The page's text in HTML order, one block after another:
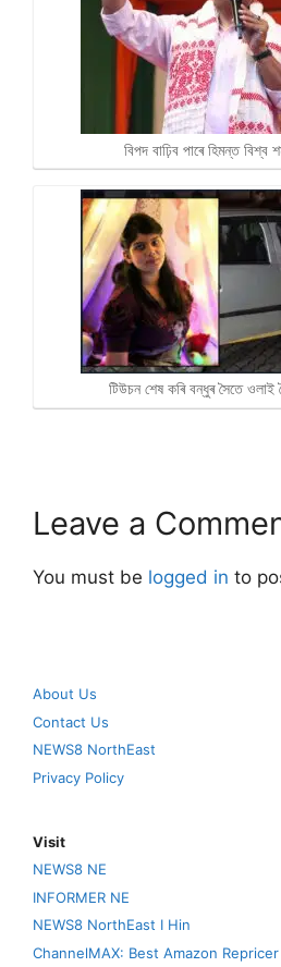
বিপদ বাঢ়িব পাৰে হিমন্ত বিশ্ব
টিউচন শেষ কৰি বন্ধুৰ সৈতে ওলাই
Leave a
You must be logged in to
About Us
Contact Us
NEWS8 NorthEast
Privacy Policy
Visit
NEWS8 NE
INFORMER NE
NEWS8 NorthEast I Hin
ChannelMAX: Best Amazon Repricer